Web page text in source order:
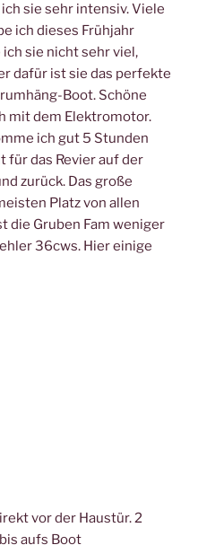
sie sehr intensiv. Viele
ich dieses Frühjahr
sie nicht sehr viel,
dafür ist sie das perfekte
Boot. Schöne
mit dem Elektromotor.
ich gut 5 Stunden
für das Revier auf der
zurück. Das große
Platz von allen
die Gruben Fam weniger
36cws. Hier einige
vor der Haustür. 2
aufs Boot